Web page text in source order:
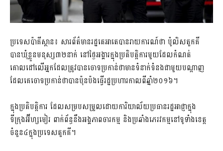
ប្រទេសប៉ាគីស្ថាន៖ សារព័ត៌មានរដ្ឋតេអាតេបានរាយការណ៍ថា​ ប៉ូលិសតួកគី
បានឃុំខ្លួនមនុស្ស៣២នាក់ នៅថ្ងៃអង្គារក្នុងប្រតិបត្តិការមួយដែលកំណត់
គោលដៅលើអ្នកដែលត្រូវបានចោទប្រកាន់ថាមានទំនាក់ទំនងជាមួយបណ្តាញ
ដែលគេចោទប្រកាន់ថាបានប៉ុនប៉ងធ្វើរដ្ឋប្រហារកាលពីឆ្នាំ២០១៦។
ក្នុងប្រតិបត្តិការ ដែលសម្របសម្រួលដោយការិយាល័យប្រធានរដ្ឋអាជ្ញាក្នុង
ទីក្រុងអ៊ីហ្សមៀរ ពាក់ព័ន្ធនឹងអង្គភាពចារកម្ម និងប្រឆាំងភេរវកម្មនៅទូទាំងខេត្ត
ចំនួន៤ក្នុងប្រទេសតួកគី។